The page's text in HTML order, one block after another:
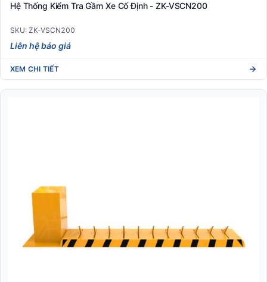
Hệ Thống Kiểm Tra Gầm Xe Cố Định - ZK-VSCN200
SKU: ZK-VSCN200
Liên hệ báo giá
XEM CHI TIẾT